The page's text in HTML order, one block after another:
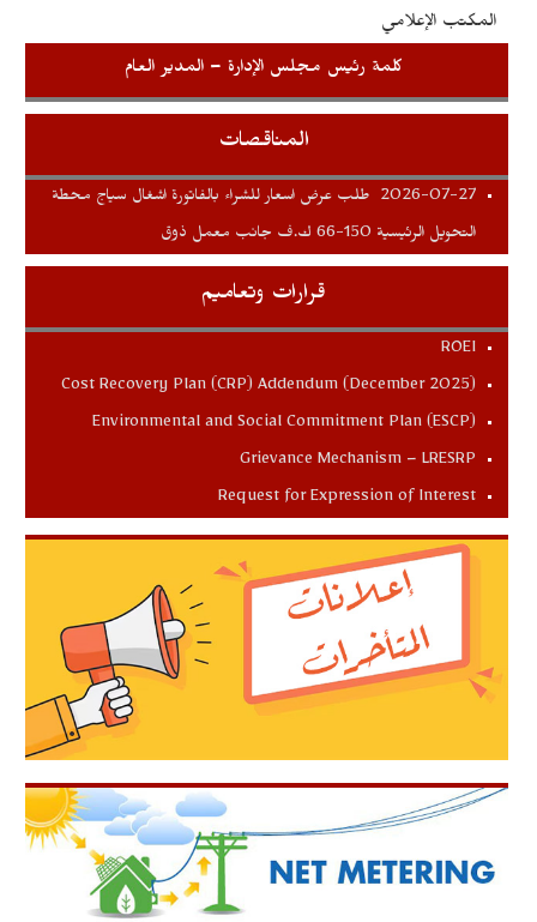
المكتب الإعلامي
كلمة رئيس مجلس الإدارة – المدير العام
المناقصات
2026-07-27 طلب عرض اسعار للشراء بالفاتورة اشغال سياج محطة
التحويل الرئيسية 150-66 ك.ف جانب معمل ذوق
قرارات وتعاميم
ROEI
Cost Recovery Plan (CRP) Addendum (December 2025)
Environmental and Social Commitment Plan (ESCP)
Grievance Mechanism – LRESRP
Request for Expression of Interest